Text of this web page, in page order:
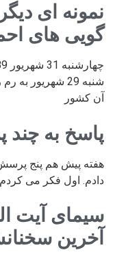
نمونه ای
گویی های
شنبه 29 شهریور
آن کشور
پاسخ به چند
هفته پیش هم پنج
دادم. اول فکر می کردم
سیمای آیت
آخرین